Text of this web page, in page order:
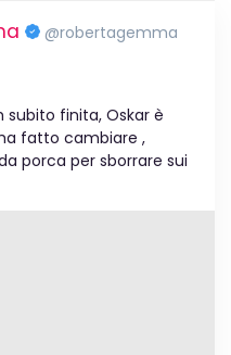
@robertagemma
finita, Oskar è
fatto cambiare ,
porca per sborrare sui